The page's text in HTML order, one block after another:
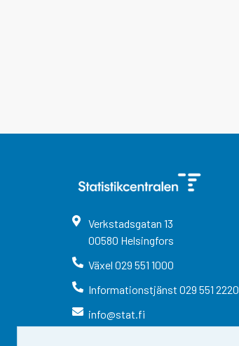
Verkstadsgatan 13
00580 Helsingfors
Växel 029 551 1000
Informationstjänst 029 551 2220
info@stat.fi